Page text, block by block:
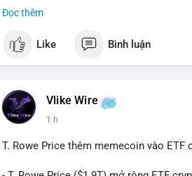
Nhận định phân tích hành vi của Cá voi:
153 BTC trị giá gần 10 triệu USD được
nhất. Khối lượng này không quá lớn để
chức hoặc nhà đầu tư lớn đang tái cơ
nhận là ví lạnh không kết nối internet,
lực bán ngắn hạn. Thời điểm cuối tuần,
$65,000 có thể mạnh hơn bình thường
Lời khuyên ngắn gọn cho nhà đầu tư
Theo dõi xác nhận của giao dịch này.
Đọc thêm
Like Bình luận
Vlike Wire
1 h
T. Rowe Price thêm memecoin vào ETF